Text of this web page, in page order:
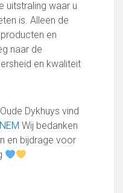
uitstraling waar u
is. Alleen de
en
naar de
en kwaliteit
Dykhuys vind
Wij bedanken
en bijdrage voor